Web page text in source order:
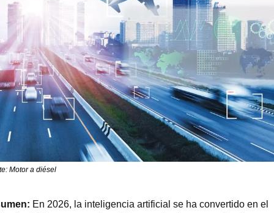
Motor a diésel
En 2026, la inteligencia artificial se ha convertido en el